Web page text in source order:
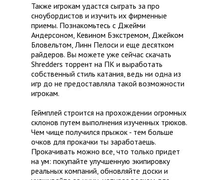
Также игрокам удастся сыграть за про
сноубордистов и изучить их фирменные
приемы. Познакомьтесь с Джейми
Андерсоном, Кевином Бэкстремом, Джейком
Бловельтом, Линн Пелоси и еще десятком
райдеров. Вы можете уже сейчас скачать
Shredders торрент на ПК и выработать
собственный стиль катания, ведь ни одна из
игр до не предоставляла такой возможности
игрокам.
Геймплей строится на прохождении огромных
склонов путем выполнения изученных трюков.
Чем чище получился прыжок - тем больше
очков для прокачки ты заработаешь.
Прокачивать можно все, что только придет
на ум: покупайте улучшенную экипировку
реальных компаний, обновляйте доски и